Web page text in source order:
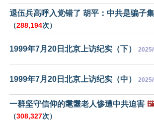
退伍兵高呼入党错了 胡平：中共是骗子
（288,194次）
1999年7月20日北京上访纪实（下）
1999年7月20日北京上访纪实（中）
一群坚守信仰的耄耋老人惨遭中共迫害
（308,327次）